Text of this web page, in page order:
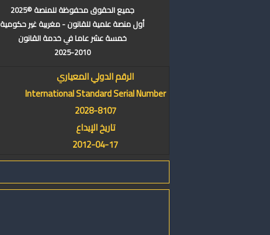
جميع الحقوق محفوظة للمنصة ©2025
أول منصة علمية للقانون - مغربية غير حكومية
خمسة عشر عاما في خدمة القانون
2025-2010
الرقم الدولي المعياري
International Standard Serial Number
2028-8107
تاريخ الإيداع
2012-04-17